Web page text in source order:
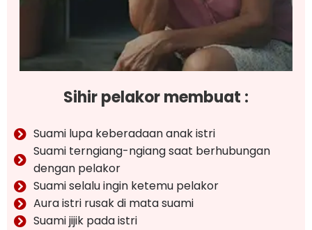
Sihir pelakor membuat :
Suami lupa keberadaan anak istri
Suami terngiang-ngiang saat berhubungan
dengan pelakor
Suami selalu ingin ketemu pelakor
Aura istri rusak di mata suami
Suami jijik pada istri